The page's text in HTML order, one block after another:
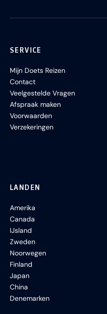
SERVICE
Mijn Doets Reizen
Contact
Veelgestelde Vragen
Afspraak maken
Voorwaarden
Verzekeringen
LANDEN
Amerika
Canada
IJsland
Zweden
Noorwegen
Finland
Japan
China
Denemarken